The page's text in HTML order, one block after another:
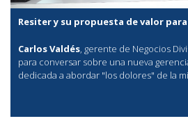
Resiter y su propuesta de valor
Carlos Valdés, gerente de Negocios
para conversar sobre una nueva
dedicada a abordar "los dolores" de la